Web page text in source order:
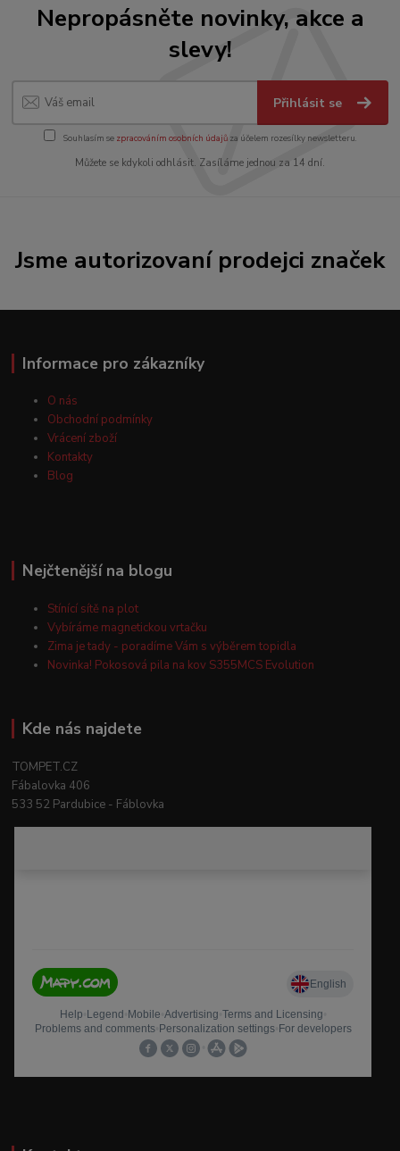
Nepropásněte novinky, akce a
slevy!
Přihlásit se
Souhlasím se zpracováním osobních údajůza účelem rozesílky newsletteru.
Můžete se kdykoli odhlásit. Zasíláme jednou za 14 dní.
Jsme autorizovaní prodejci značek
Informace pro zákazníky
O nás
Obchodní podmínky
Vrácení zboží
Kontakty
Blog
Nejčtenější na blogu
Stínící sítě na plot
Vybíráme magnetickou vrtačku
Zima je tady - poradíme Vám s výběrem topidla
Novinka! Pokosová pila na kov S355MCS Evolution
Kde nás najdete
TOMPET.CZ
Fábalovka 406
533 52 Pardubice - Fáblovka